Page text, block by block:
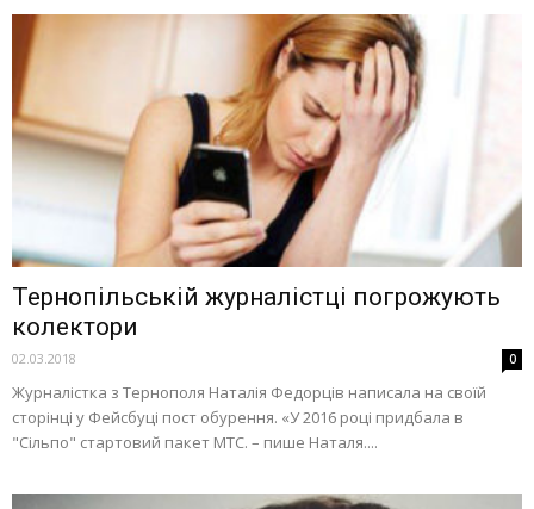
Тернопільській журналістці погрожують
колектори
02.03.2018 0
Журналістка з Тернополя Наталія Федорців написала на своїй
сторінці у Фейсбуці пост обурення. «У 2016 році придбала в
"Сільпо" стартовий пакет МТС. – пише Наталя....